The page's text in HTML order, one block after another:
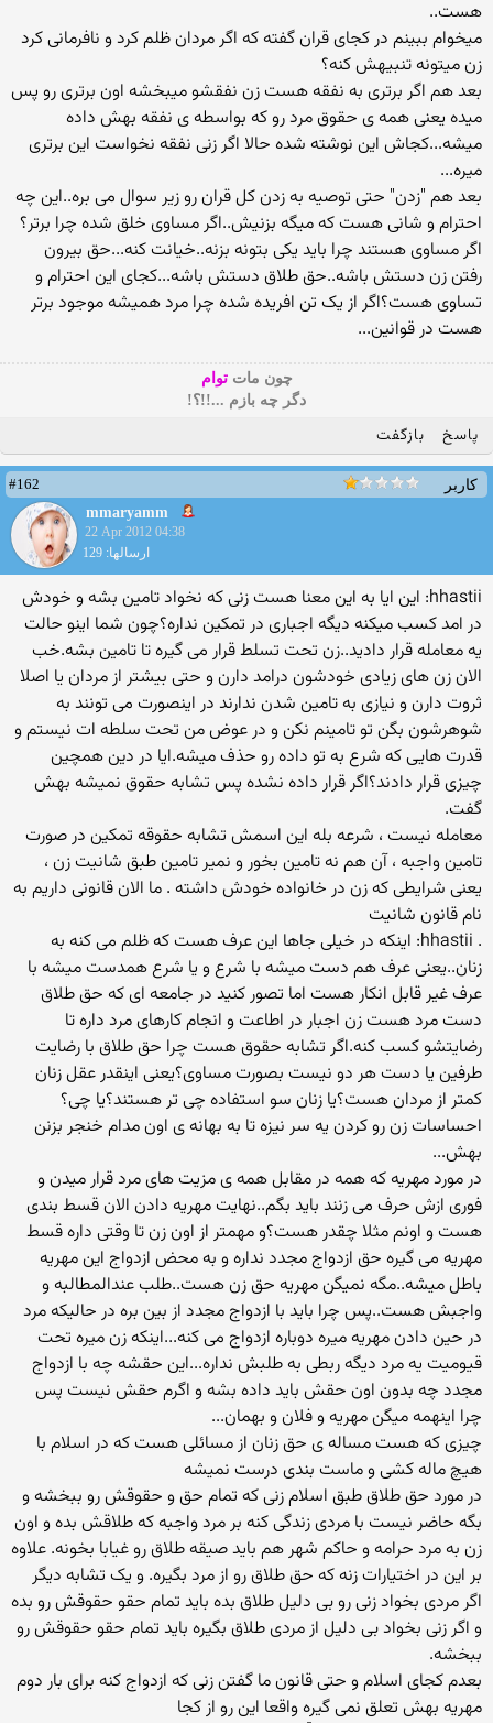
هست..
میخوام ببینم در کجای قران گفته که اگر مردان ظلم کرد و نافرمانی کرد
زن میتونه تنبیهش کنه؟
بعد هم اگر برتری به نفقه هست زن نفقشو میبخشه اون برتری رو پس
میده یعنی همه ی حقوق مرد رو که بواسطه ی نفقه بهش داده
میشه...کجاش این نوشته شده حالا اگر زنی نفقه نخواست این برتری
میره...
بعد هم "زدن" حتی توصیه به زدن کل قران رو زیر سوال می بره..این چه
احترام و شانی هست که میگه بزنیش..اگر مساوی خلق شده چرا برتر؟
اگر مساوی هستند چرا باید یکی بتونه بزنه..خیانت کنه...حق بیرون
رفتن زن دستش باشه..حق طلاق دستش باشه...کجای این احترام و
تساوی هست؟اگر از یک تن افریده شده چرا مرد همیشه موجود برتر
هست در قوانین...
چون ماتتوام
دگر چه بازم ...!!؟!
پاسخ بازگفت
کاربر
#162
mmaryamm
22 Apr 2012 04:38
ارسالها: 129
hhastii: این ایا به این معنا هست زنی که نخواد تامین بشه و خودش
در امد کسب میکنه دیگه اجباری در تمکین نداره؟چون شما اینو حالت
یه معامله قرار دادید..زن تحت تسلط قرار می گیره تا تامین بشه.خب
الان زن های زیادی خودشون درامد دارن و حتی بیشتر از مردان یا اصلا
ثروت دارن و نیازی به تامین شدن ندارند در اینصورت می تونند به
شوهرشون بگن تو تامینم نکن و در عوض من تحت سلطه ات نیستم و
قدرت هایی که شرع به تو داده رو حذف میشه.ایا در دین همچین
چیزی قرار دادند؟اگر قرار داده نشده پس تشابه حقوق نمیشه بهش
گفت.
معامله نیست ، شرعه بله این اسمش تشابه حقوقه تمکین در صورت
تامین واجبه ، آن هم نه تامین بخور و نمیر تامین طبق شانیت زن ،
یعنی شرایطی که زن در خانواده خودش داشته . ما الان قانونی داریم به
نام قانون شانیت
. hhastii: اینکه در خیلی جاها این عرف هست که ظلم می کنه به
زنان..یعنی عرف هم دست میشه با شرع و یا شرع همدست میشه با
عرف غیر قابل انکار هست اما تصور کنید در جامعه ای که حق طلاق
دست مرد هست زن اجبار در اطاعت و انجام کارهای مرد داره تا
رضایتشو کسب کنه.اگر تشابه حقوق هست چرا حق طلاق با رضایت
طرفین یا دست هر دو نیست بصورت مساوی؟یعنی اینقدر عقل زنان
کمتر از مردان هست؟یا زنان سو استفاده چی تر هستند؟یا چی؟
احساسات زن رو کردن یه سر نیزه تا به بهانه ی اون مدام خنجر بزنن
بهش...
در مورد مهریه که همه در مقابل همه ی مزیت های مرد قرار میدن و
فوری ازش حرف می زنند باید بگم..نهایت مهریه دادن الان قسط بندی
هست و اونم مثلا چقدر هست؟و مهمتر از اون زن تا وقتی داره قسط
مهریه می گیره حق ازدواج مجدد نداره و به محض ازدواج این مهریه
باطل میشه..مگه نمیگن مهریه حق زن هست..طلب عندالمطالبه و
واجبش هست..پس چرا باید با ازدواج مجدد از بین بره در حالیکه مرد
در حین دادن مهریه میره دوباره ازدواج می کنه...اینکه زن میره تحت
قیومیت یه مرد دیگه ربطی به طلبش نداره...این حقشه چه با ازدواج
مجدد چه بدون اون حقش باید داده بشه و اگرم حقش نیست پس
چرا اینهمه میگن مهریه و فلان و بهمان...
چیزی که هست مساله ی حق زنان از مسائلی هست که در اسلام با
هیچ ماله کشی و ماست بندی درست نمیشه
در مورد حق طلاق طبق اسلام زنی که تمام حق و حقوقش رو ببخشه و
بگه حاضر نیست با مردی زندگی کنه بر مرد واجبه که طلاقش بده و اون
زن به مرد حرامه و حاکم شهر هم باید صیقه طلاق رو غیابا بخونه. علاوه
بر این در اختیارات زنه که حق طلاق رو از مرد بگیره. و یک تشابه دیگر
اگر مردی بخواد زنی رو بی دلیل طلاق بده باید تمام حقو حقوقش رو بده
و اگر زنی بخواد بی دلیل از مردی طلاق بگیره باید تمام حقو حقوقش رو
ببخشه.
بعدم کجای اسلام و حتی قانون ما گفتن زنی که ازدواج کنه برای بار دوم
مهریه بهش تعلق نمی گیره واقعا این رو از کجا